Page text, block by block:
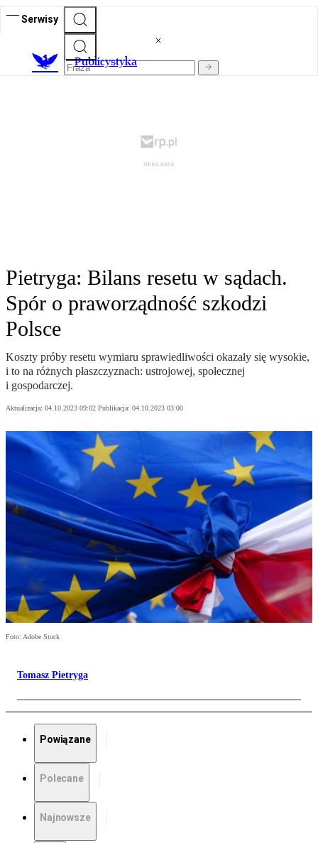
Serwisy
Publicystyka
Pietryga: Bilans resetu w sądach.
Spór o praworządność szkodzi
Polsce
Koszty próby resetu wymiaru sprawiedliwości okazały się wysokie,
i to na różnych płaszczyznach: ustrojowej, społecznej
i gospodarczej.
Aktualizacja: 04.10.2023 09:02 Publikacja: 04.10.2023 03:00
Foto: Adobe Stock
Tomasz Pietryga
Powiązane
Polecane
Najnowsze